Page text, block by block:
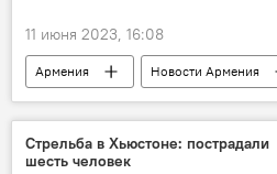
11 июня 2023, 16:08
Армения
Новости Армения
Общество
Казахстан
гибель
Стрельба в Хьюстоне: пострадали
шесть человек